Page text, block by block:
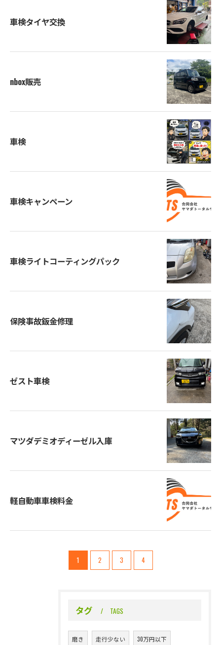
車検タイヤ交換
nbox販売
車検
車検キャンペーン
車検ライトコーティングパック
保険事故鈑金修理
ゼスト車検
マツダデミオディーゼル入庫
軽自動車車検料金
1 2 3 4
タグ TAGS
磨き 走行少ない 30万円以下
お問い合わせはこちら